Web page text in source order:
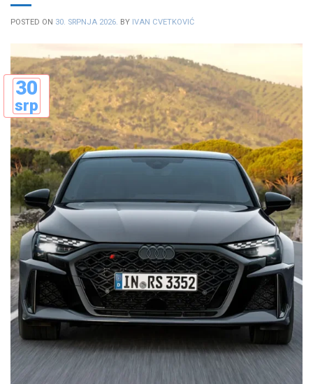
POSTED ON 30. SRPNJA 2026. BY IVAN CVETKOVIĆ
30
srp